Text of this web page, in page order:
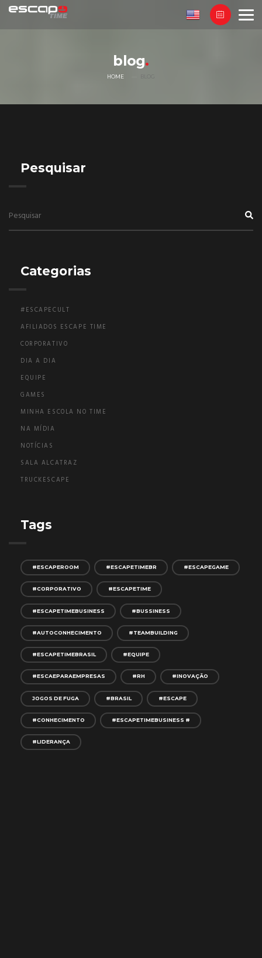
blog
HOME
Pesquisar
Categorias
#ESCAPECULT
AFILIADOS ESCAPE TIME
CORPORATIVO
DIA A DIA
EQUIPE
GAMES
MINHA ESCOLA NO TIME
NA MÍDIA
NOTÍCIAS
SALA ALCATRAZ
TRUCKESCAPE
Tags
#ESCAPEROOM #ESCAPETIMEBR #ESCAPEGAME
#CORPORATIVO #ESCAPETIME
#ESCAPETIMEBUSINESS #BUSSINESS
#AUTOCONHECIMENTO #TEAMBUILDING
#ESCAPETIMEBRASIL #EQUIPE
#ESCAEPARAEMPRESAS #RH #INOVAÇÃO
JOGOS DE FUGA #BRASIL #ESCAPE
#CONHECIMENTO #ESCAPETIMEBUSINESS #
#LIDERANÇA